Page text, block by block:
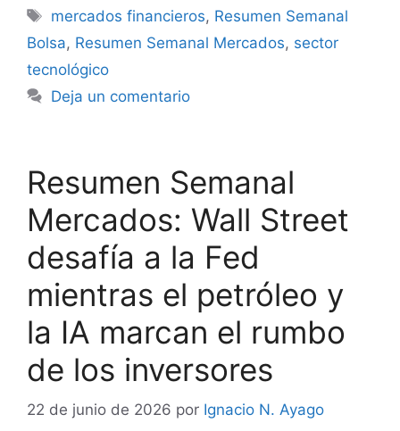
Etiquetas
mercados financieros, Resumen Semanal
Bolsa, Resumen Semanal Mercados, sector
tecnológico
Deja un comentario
Resumen Semanal
Mercados: Wall Street
desafía a la Fed
mientras el petróleo y
la IA marcan el rumbo
de los inversores
22 de junio de 2026 por Ignacio N. Ayago